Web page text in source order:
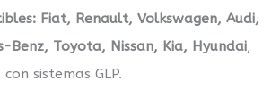
Fiat, Renault, Volkswagen, Audi,
Benz, Toyota, Nissan, Kia, Hyundai,
sistemas GLP.